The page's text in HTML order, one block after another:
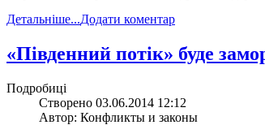
Детальніше...Додати коментар
«Південний потік» буде
Подробиці
Створено 03.06.2014 12:12
Автор: Конфликты и законы